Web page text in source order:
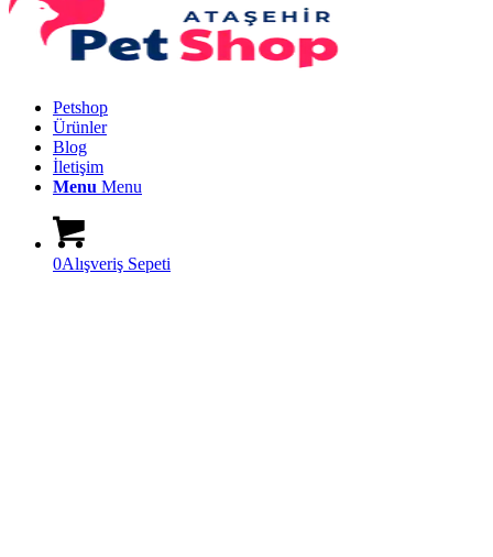
Petshop
Ürünler
Blog
İletişim
Menu Menu
0Alışveriş Sepeti